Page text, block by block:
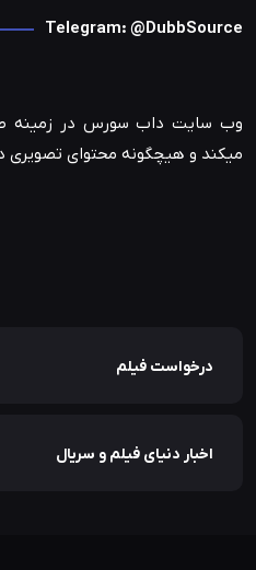
Telegram: @DubbSource
وب سایت داب سورس در زمینه
میکند و هیچگونه محتوای تصویری
درخواست فیلم
اخبار دنیای فیلم و سریال